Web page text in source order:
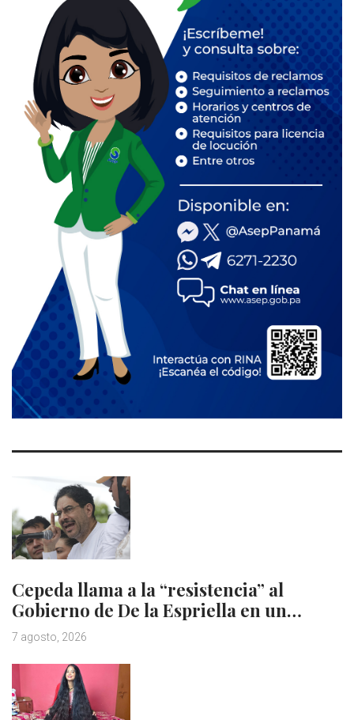
Cepeda llama a la “resistencia” al
Gobierno de De la Espriella en un…
7 agosto, 2026